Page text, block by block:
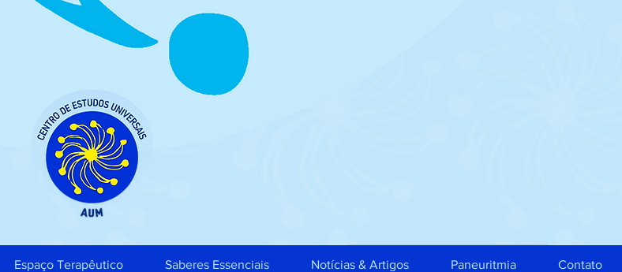
Espaço Terapêutico Saberes Essenciais Notícias & Artigos Paneuritmia Contato